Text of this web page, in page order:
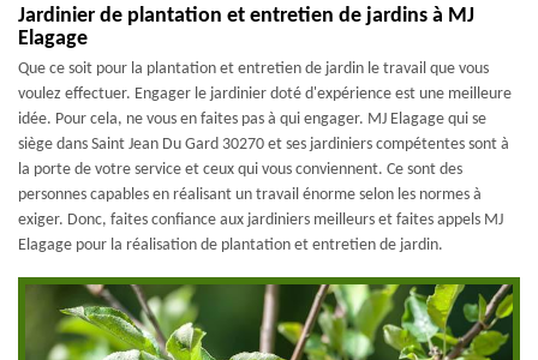
Jardinier de plantation et entretien de jardins à MJ
Elagage
Que ce soit pour la plantation et entretien de jardin le travail que vous
voulez effectuer. Engager le jardinier doté d'expérience est une meilleure
idée. Pour cela, ne vous en faites pas à qui engager. MJ Elagage qui se
siège dans Saint Jean Du Gard 30270 et ses jardiniers compétentes sont à
la porte de votre service et ceux qui vous conviennent. Ce sont des
personnes capables en réalisant un travail énorme selon les normes à
exiger. Donc, faites confiance aux jardiniers meilleurs et faites appels MJ
Elagage pour la réalisation de plantation et entretien de jardin.